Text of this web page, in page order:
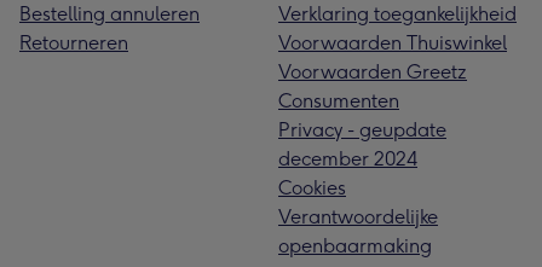
Bestelling annuleren
Retourneren
Verklaring toegankelijkheid
Voorwaarden Thuiswinkel
Voorwaarden Greetz
Consumenten
Privacy - geupdate
december 2024
Cookies
Verantwoordelijke
openbaarmaking